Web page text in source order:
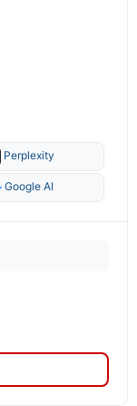
Perplexity
Google AI